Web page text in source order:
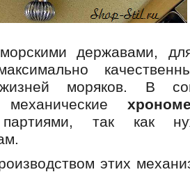
державами,
жизней моряков. В
механические
партиями, так как
этих